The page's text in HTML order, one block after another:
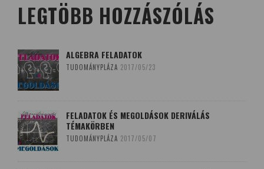
LEGTÖBB HOZZÁSZÓLÁS
ALGEBRA FELADATOK
TUDOMÁNYPLÁZA 2017/05/23
FELADATOK ÉS MEGOLDÁSOK DERIVÁLÁS
TÉMAKÖRBEN
TUDOMÁNYPLÁZA 2017/05/07